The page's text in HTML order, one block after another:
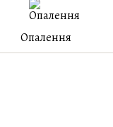
Опалення